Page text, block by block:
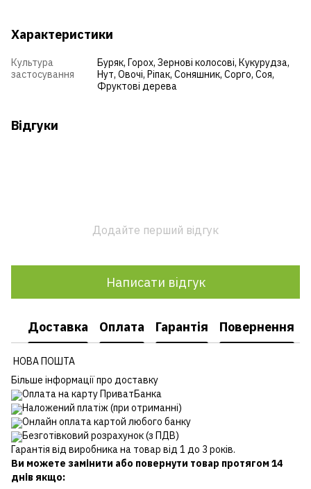
Характеристики
Культура
застосування
Буряк, Горох, Зернові колосові, Кукурудза,
Нут, Овочі, Ріпак, Соняшник, Сорго, Соя,
Фруктові дерева
Відгуки
Додайте перший відгук
Написати відгук
Доставка Оплата Гарантія Повернення
НОВА ПОШТА
Більше інформації про доставку
Оплата на карту ПриватБанка
Наложений платіж (при отриманні)
Онлайн оплата картой любого банку
Безготівковий розрахунок (з ПДВ)
Гарантія від виробника на товар від 1 до 3 років.
Ви можете замінити або повернути товар протягом 14
днів якщо: